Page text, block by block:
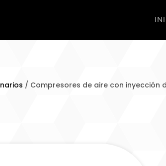
/ Compresores de aire con inyección